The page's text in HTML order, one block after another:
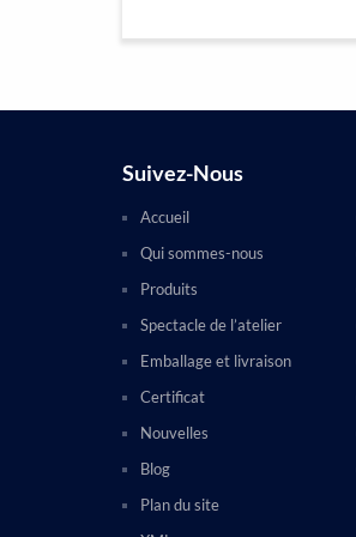
Suivez-Nous
Accueil
Qui sommes-nous
Produits
Spectacle de l’atelier
Emballage et livraison
Certificat
Nouvelles
Blog
Plan du site